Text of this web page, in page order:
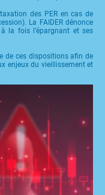
des PER en cas de
La FAIDER dénonce
la fois l’épargnant et ses
de ces dispositions afin de
enjeux du vieillissement et